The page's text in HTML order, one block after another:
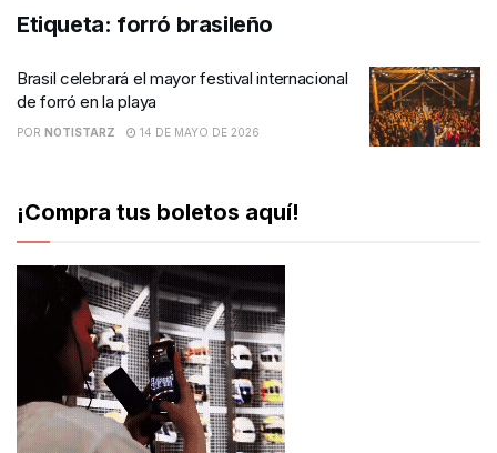
Etiqueta: forró brasileño
Brasil celebrará el mayor festival internacional
de forró en la playa
POR NOTISTARZ 14 DE MAYO DE 2026
¡Compra tus boletos aquí!